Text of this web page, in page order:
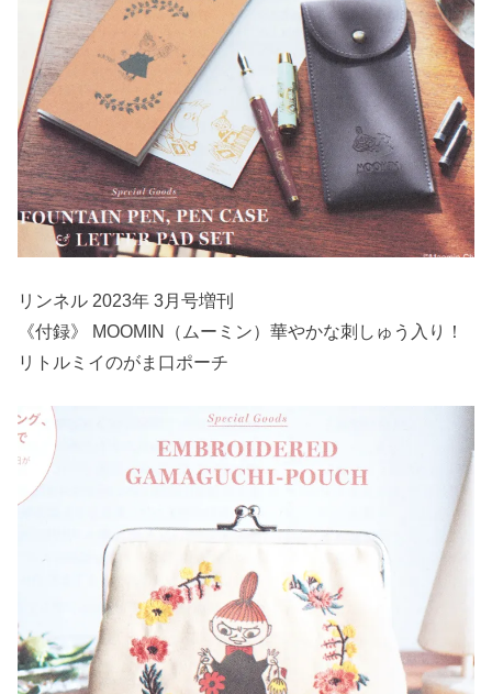
リンネル 2023年 3月号増刊
《付録》 MOOMIN（ムーミン）華やかな刺しゅう入り！
リトルミイのがま口ポーチ